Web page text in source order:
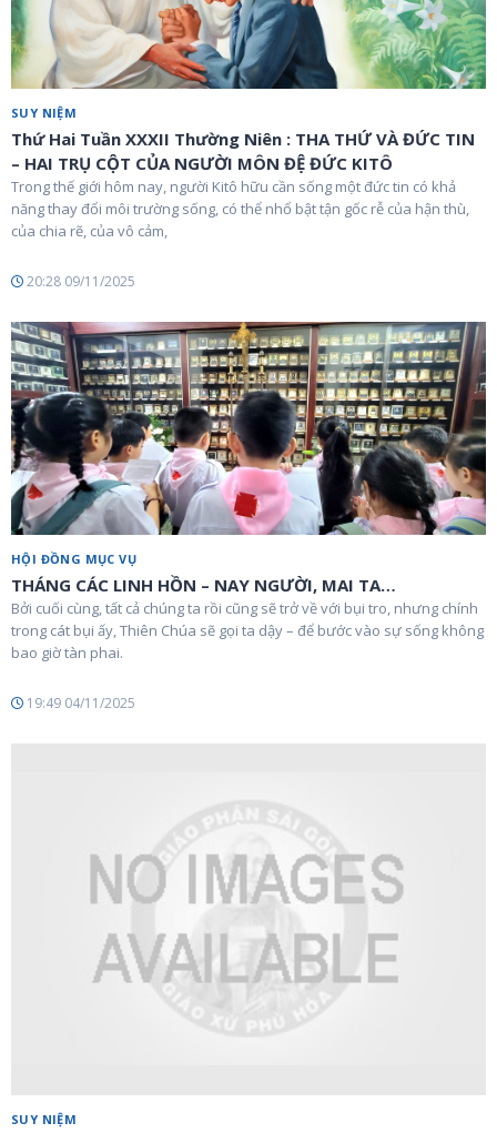
SUY NIỆM
Thứ Hai Tuần XXXII Thường Niên : THA THỨ VÀ ĐỨC TIN
– HAI TRỤ CỘT CỦA NGƯỜI MÔN ĐỆ ĐỨC KITÔ
Trong thế giới hôm nay, người Kitô hữu cần sống một đức tin có khả
năng thay đổi môi trường sống, có thể nhổ bật tận gốc rễ của hận thù,
của chia rẽ, của vô cảm,
20:28 09/11/2025
HỘI ĐỒNG MỤC VỤ
THÁNG CÁC LINH HỒN – NAY NGƯỜI, MAI TA…
Bởi cuối cùng, tất cả chúng ta rồi cũng sẽ trở về với bụi tro, nhưng chính
trong cát bụi ấy, Thiên Chúa sẽ gọi ta dậy – để bước vào sự sống không
bao giờ tàn phai.
19:49 04/11/2025
SUY NIỆM